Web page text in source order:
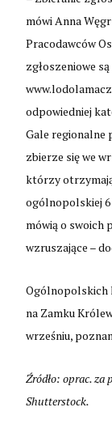
mówi Anna
Pracodawców
zgłoszeniowe
odpowiedniej
Gale regionalne
zbierze się we
którzy
ogólnopolskiej 6
mówią o swoich
wzruszające –
Ogólnopolskich
na Zamku
wrześniu,
Źródło: oprac.
Shutterstock.